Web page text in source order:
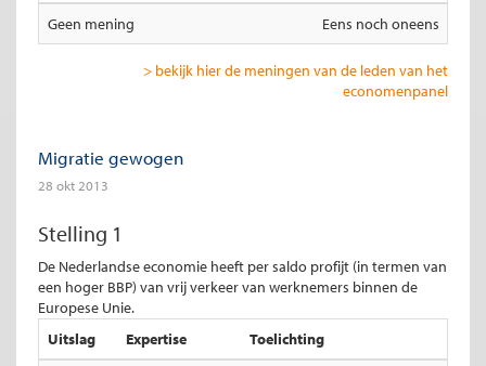
Geen mening Eens noch oneens
> bekijk hier de meningen van de leden van het
economenpanel
Migratie gewogen
28 okt 2013
Stelling 1
De Nederlandse economie heeft per saldo profijt (in termen van
een hoger BBP) van vrij verkeer van werknemers binnen de
Europese Unie.
Uitslag
Expertise Toelichting